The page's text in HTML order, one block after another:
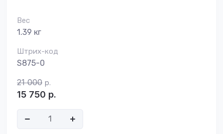
Вес
1.39 кг
Штрих-код
S875-0
21 000 р.
15 750 р.